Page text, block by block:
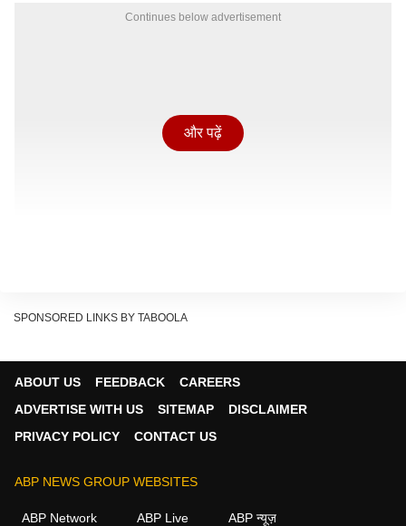
Continues below advertisement
लेकर जांच अंतिम चरण में पहुंच चुकी है.
और पढ़ें
SPONSORED LINKS BY TABOOLA
ABOUT US FEEDBACK
CAREERS
ADVERTISE WITH US
SITEMAP
DISCLAIMER
PRIVACY POLICY
CONTACT US
ABP NEWS GROUP WEBSITES
ABP Network ABP Live ABP न्यूज़